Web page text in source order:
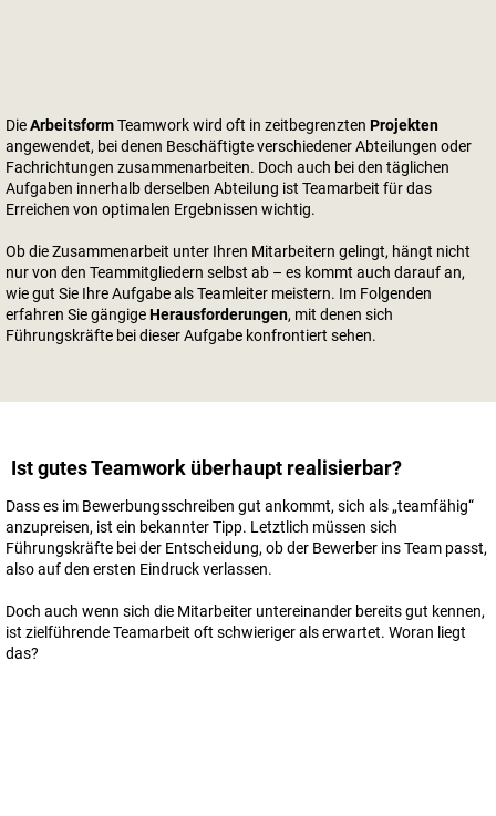
DieArbeitsformTeamwork wird oft in zeitbegrenzten Projekten
angewendet, bei denen Beschäftigte verschiedener Abteilungen oder
Fachrichtungen zusammenarbeiten. Doch auch bei den täglichen
Aufgaben innerhalb derselben Abteilung ist Teamarbeit für das
Erreichen von optimalen Ergebnissen wichtig.
Ob die Zusammenarbeit unter Ihren Mitarbeitern gelingt, hängt nicht
nur von den Teammitgliedern selbst ab – es kommt auch darauf an,
wie gut Sie Ihre Aufgabe als Teamleiter meistern. Im Folgenden
erfahren Sie gängigeHerausforderungen, mit denen sich
Führungskräfte bei dieser Aufgabe konfrontiert sehen.
Ist gutes Teamwork überhaupt realisierbar?
Dass es im Bewerbungsschreiben gut ankommt, sich als „teamfähig“
anzupreisen, ist ein bekannter Tipp. Letztlich müssen sich
Führungskräfte bei der Entscheidung, ob der Bewerber ins Team passt,
also auf den ersten Eindruck verlassen.
Doch auch wenn sich die Mitarbeiter untereinander bereits gut kennen,
ist zielführende Teamarbeit oft schwieriger als erwartet. Woran liegt
das?